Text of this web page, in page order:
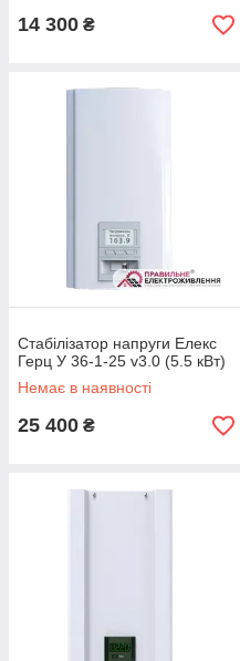
підключати
найбільш
на всю групу
самого
повинна бути
потужності
Точність
Підбирається
напруг, який
стабілізатор
2,5-4%.
фактор. Можна
14 300 ₴
Стабілізатор напруги Елекс
Герц У 36-1-25 v3.0 (5.5 кВт)
Немає в наявності
25 400 ₴